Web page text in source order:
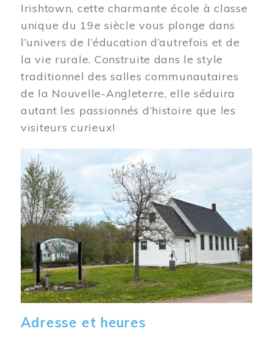
Irishtown, cette charmante école à classe
unique du 19e siècle vous plonge dans
l’univers de l’éducation d’autrefois et de
la vie rurale. Construite dans le style
traditionnel des salles communautaires
de la Nouvelle-Angleterre, elle séduira
autant les passionnés d’histoire que les
visiteurs curieux!
Image
Adresse et heures